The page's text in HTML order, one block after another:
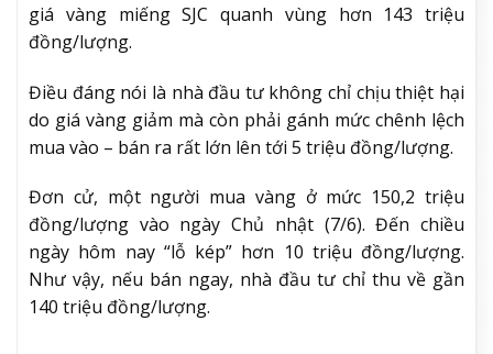
giá vàng miếng SJC quanh vùng hơn 143 triệu
đồng/lượng.
Điều đáng nói là nhà đầu tư không chỉ chịu thiệt hại
do giá vàng giảm mà còn phải gánh mức chênh lệch
mua vào – bán ra rất lớn lên tới 5 triệu đồng/lượng.
Đơn cử, một người mua vàng ở mức 150,2 triệu
đồng/lượng vào ngày Chủ nhật (7/6). Đến chiều
ngày hôm nay “lỗ kép” hơn 10 triệu đồng/lượng.
Như vậy, nếu bán ngay, nhà đầu tư chỉ thu về gần
140 triệu đồng/lượng.